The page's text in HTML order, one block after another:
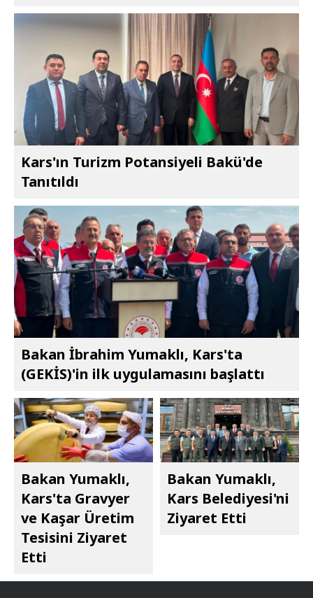
Kars'ın Turizm Potansiyeli Bakü'de
Tanıtıldı
Bakan İbrahim Yumaklı, Kars'ta
(GEKİS)'in ilk uygulamasını başlattı
Bakan Yumaklı,
Kars'ta Gravyer
ve Kaşar Üretim
Tesisini Ziyaret
Etti
Bakan Yumaklı,
Kars Belediyesi'ni
Ziyaret Etti